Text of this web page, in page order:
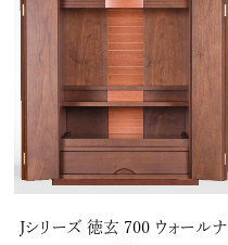
Jシリーズ 徳玄 700 ウォールナ